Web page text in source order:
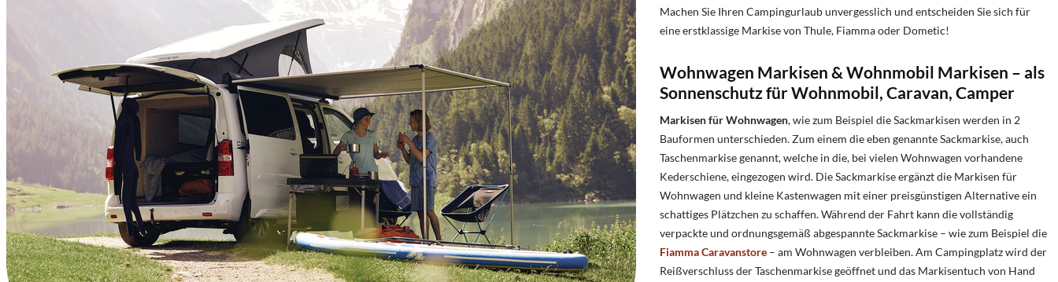
Machen Sie Ihren Campingurlaub unvergesslich und entscheiden Sie sich für
eine erstklassige Markise von Thule, Fiamma oder Dometic!
Wohnwagen Markisen & Wohnmobil Markisen – als
Sonnenschutz für Wohnmobil, Caravan, Camper
Markisen für Wohnwagen, wie zum Beispiel die Sackmarkisen werden in 2
Bauformen unterschieden. Zum einem die eben genannte Sackmarkise, auch
Taschenmarkise genannt, welche in die, bei vielen Wohnwagen vorhandene
Kederschiene, eingezogen wird. Die Sackmarkise ergänzt die Markisen für
Wohnwagen und kleine Kastenwagen mit einer preisgünstigen Alternative ein
schattiges Plätzchen zu schaffen. Während der Fahrt kann die vollständig
verpackte und ordnungsgemäß abgespannte Sackmarkise – wie zum Beispiel die
Fiamma Caravanstore – am Wohnwagen verbleiben. Am Campingplatz wird der
Reißverschluss der Taschenmarkise geöffnet und das Markisentuch von Hand